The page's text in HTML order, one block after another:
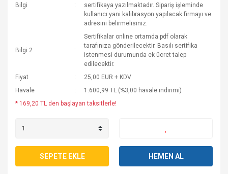
Bilgi
sertifikaya yazılmaktadır. Sipariş işleminde
kullanıcı yani kalibrasyon yapılacak firmayı ve
adresini belirmelisiniz.
Bilgi 2
Sertifikalar online ortamda pdf olarak
tarafınıza gönderilecektir. Basılı sertifika
istenmesi durumunda ek ücret talep
edilecektir.
Fiyat
25,00 EUR + KDV
Havale
1.600,99 TL (%3,00 havale indirimi)
* 169,20 TL den başlayan taksitlerle!
SEPETE EKLE HEMEN AL